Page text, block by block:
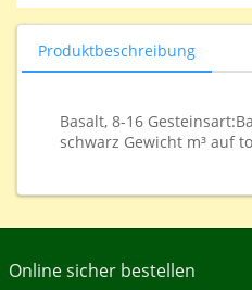
Produktbeschreibung
Basalt, 8-16
schwarz Gewicht m³ auf
Online sicher bestellen